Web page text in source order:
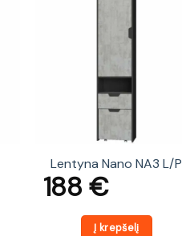
Lentyna Nano NA3 L/P
188 €
Į krepšelį